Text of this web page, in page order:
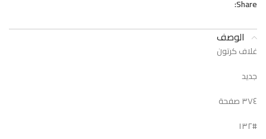
Share:
الوصف
غلاف كرتون
جديد
٣٧٤ صفحة
#١٣٢